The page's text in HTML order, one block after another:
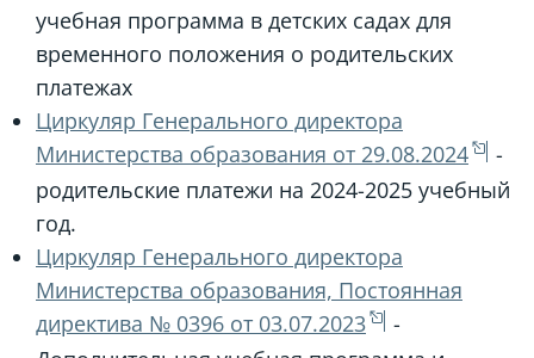
учебная программа в детских садах для
временного положения о родительских
платежах
Циркуляр Генерального директора
Министерства образования от 29.08.2024
-
родительские платежи на 2024-2025 учебный
год.
Циркуляр Генерального директора
Министерства образования, Постоянная
директива № 0396 от 03.07.2023
-